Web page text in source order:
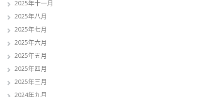
2025年十一月
2025年八月
2025年七月
2025年六月
2025年五月
2025年四月
2025年三月
2024年九月